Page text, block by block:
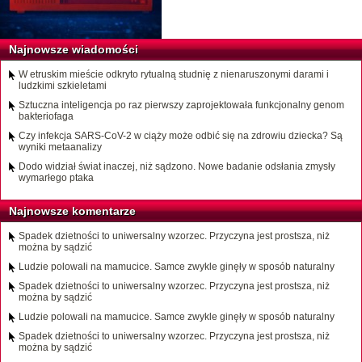
Najnowsze wiadomości
W etruskim mieście odkryto rytualną studnię z nienaruszonymi darami i
ludzkimi szkieletami
Sztuczna inteligencja po raz pierwszy zaprojektowała funkcjonalny genom
bakteriofaga
Czy infekcja SARS-CoV-2 w ciąży może odbić się na zdrowiu dziecka? Są
wyniki metaanalizy
Dodo widział świat inaczej, niż sądzono. Nowe badanie odsłania zmysły
wymarłego ptaka
Najnowsze komentarze
Spadek dzietności to uniwersalny wzorzec. Przyczyna jest prostsza, niż
można by sądzić
Ludzie polowali na mamucice. Samce zwykle ginęły w sposób naturalny
Spadek dzietności to uniwersalny wzorzec. Przyczyna jest prostsza, niż
można by sądzić
Ludzie polowali na mamucice. Samce zwykle ginęły w sposób naturalny
Spadek dzietności to uniwersalny wzorzec. Przyczyna jest prostsza, niż
można by sądzić